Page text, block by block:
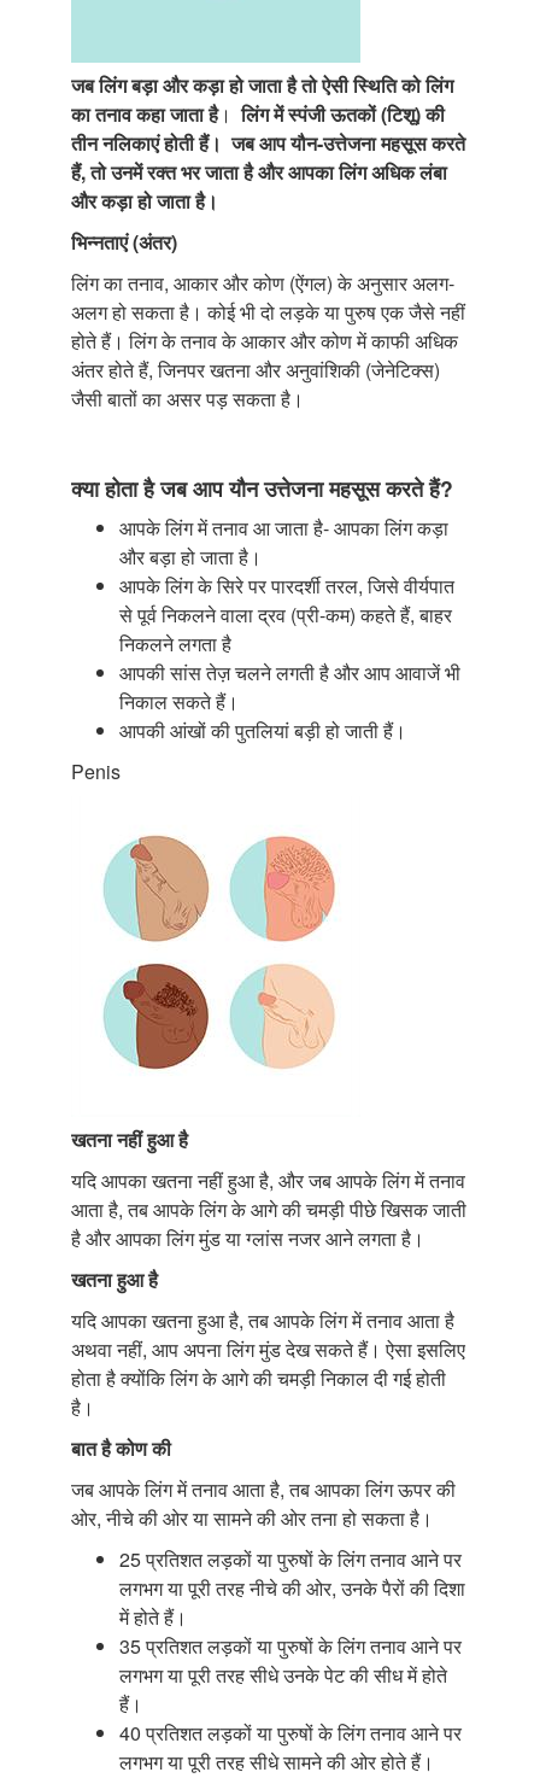
जब लिंग बड़ा और कड़ा हो जाता है तो ऐसी स्थिति को लिंग
का तनाव कहा जाता है।लिंग में स्पंजी ऊतकों (टिशू) की
तीन नलिकाएं होती हैं। जब आप यौन-उत्तेजना महसूस करते
हैं, तो उनमें रक्त भर जाता है और आपका लिंग अधिक लंबा
और कड़ा हो जाता है।
भिन्नताएं (अंतर)
लिंग का तनाव, आकार और कोण (ऐंगल) के अनुसार अलग-
अलग हो सकता है। कोई भी दो लड़के या पुरुष एक जैसे नहीं
होते हैं। लिंग के तनाव के आकार और कोण में काफी अधिक
अंतर होते हैं, जिनपर खतना और अनुवांशिकी (जेनेटिक्स)
जैसी बातों का असर पड़ सकता है।
क्या होता है जब आप यौन उत्तेजना महसूस करते हैं?
आपके लिंग में तनाव आ जाता है- आपका लिंग कड़ा
और बड़ा हो जाता है।
आपके लिंग के सिरे पर पारदर्शी तरल, जिसे वीर्यपात
से पूर्व निकलने वाला द्रव (प्री-कम) कहते हैं, बाहर
निकलने लगता है
आपकी सांस तेज़ चलने लगती है और आप आवाजें भी
निकाल सकते हैं।
आपकी आंखों की पुतलियां बड़ी हो जाती हैं।
Penis
खतना नहीं हुआ है
यदि आपका खतना नहीं हुआ है, और जब आपके लिंग में तनाव
आता है, तब आपके लिंग के आगे की चमड़ी पीछे खिसक जाती
है और आपका लिंग मुंड या ग्लांस नजर आने लगता है।
खतना हुआ है
यदि आपका खतना हुआ है, तब आपके लिंग में तनाव आता है
अथवा नहीं, आप अपना लिंग मुंड देख सकते हैं। ऐसा इसलिए
होता है क्योंकि लिंग के आगे की चमड़ी निकाल दी गई होती
है।
बात है कोण की
जब आपके लिंग में तनाव आता है, तब आपका लिंग ऊपर की
ओर, नीचे की ओर या सामने की ओर तना हो सकता है।
25 प्रतिशत लड़कों या पुरुषों के लिंग तनाव आने पर
लगभग या पूरी तरह नीचे की ओर, उनके पैरों की दिशा
में होते हैं।
35 प्रतिशत लड़कों या पुरुषों के लिंग तनाव आने पर
लगभग या पूरी तरह सीधे उनके पेट की सीध में होते
हैं।
40 प्रतिशत लड़कों या पुरुषों के लिंग तनाव आने पर
लगभग या पूरी तरह सीधे सामने की ओर होते हैं।